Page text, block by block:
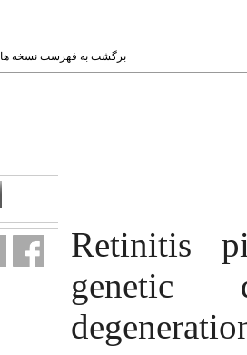
برگشت به فهرست نسخه ها
Retinitis
genetic